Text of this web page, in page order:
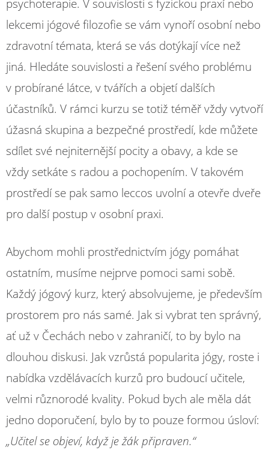
psychoterapie. V souvislosti s fyzickou praxí nebo
lekcemi jógové filozofie se vám vynoří osobní nebo
zdravotní témata, která se vás dotýkají více než
jiná. Hledáte souvislosti a řešení svého problému
v probírané látce, v tvářích a objetí dalších
účastníků. V rámci kurzu se totiž téměř vždy vytvoří
úžasná skupina a bezpečné prostředí, kde můžete
sdílet své nejniternější pocity a obavy, a kde se
vždy setkáte s radou a pochopením. V takovém
prostředí se pak samo leccos uvolní a otevře dveře
pro další postup v osobní praxi.
Abychom mohli prostřednictvím jógy pomáhat
ostatním, musíme nejprve pomoci sami sobě.
Každý jógový kurz, který absolvujeme, je především
prostorem pro nás samé. Jak si vybrat ten správný,
ať už v Čechách nebo v zahraničí, to by bylo na
dlouhou diskusi. Jak vzrůstá popularita jógy, roste i
nabídka vzdělávacích kurzů pro budoucí učitele,
velmi různorodé kvality. Pokud bych ale měla dát
jedno doporučení, bylo by to pouze formou úsloví:
„Učitel se objeví, když je žák připraven.“